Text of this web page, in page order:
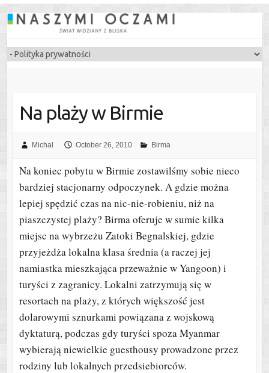
Na plaży w Birmie
Michal October 26, 2010 Birma
Na koniec pobytu w Birmie zostawilśmy sobie nieco
bardziej stacjonarny odpoczynek. A gdzie można
lepiej spędzić czas na nic-nie-robieniu, niż na
piaszczystej plaży? Birma oferuje w sumie kilka
miejsc na wybrzeżu Zatoki Begnalskiej, gdzie
przyjeżdża lokalna klasa średnia (a raczej jej
namiastka mieszkająca przeważnie w Yangoon) i
turyści z zagranicy. Lokalni zatrzymują się w
resortach na plaży, z których większość jest
dolarowymi sznurkami powiązana z wojskową
dyktaturą, podczas gdy turyści spoza Myanmar
wybierają niewielkie guesthousy prowadzone przez
rodziny lub lokalnych przedsiebiorców.